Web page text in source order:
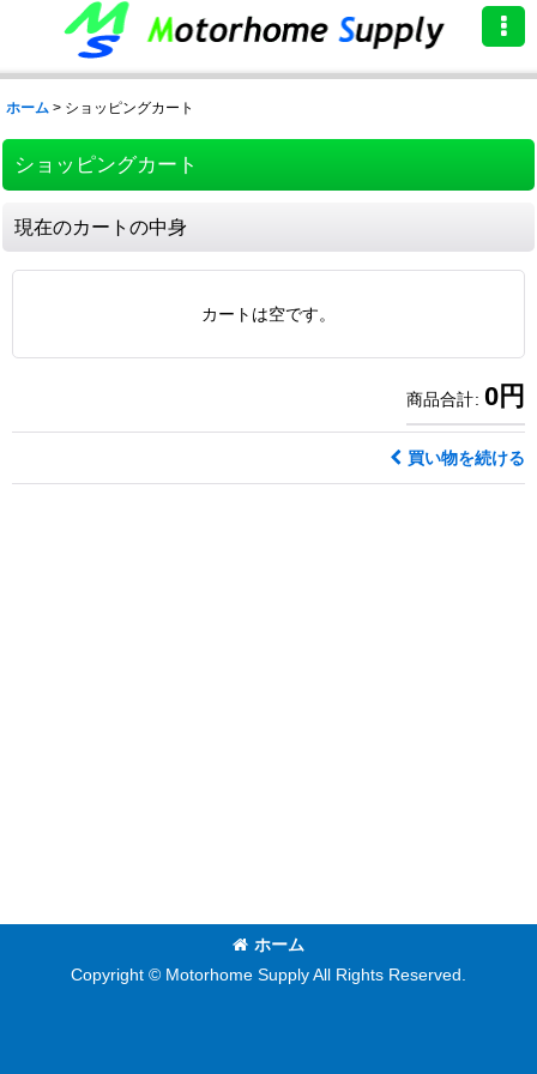
ホーム > ショッピングカート
ショッピングカート
現在のカートの中身
カートは空です。
商品合計: 0円
買い物を続ける
ホーム
Copyright © Motorhome Supply All Rights Reserved.